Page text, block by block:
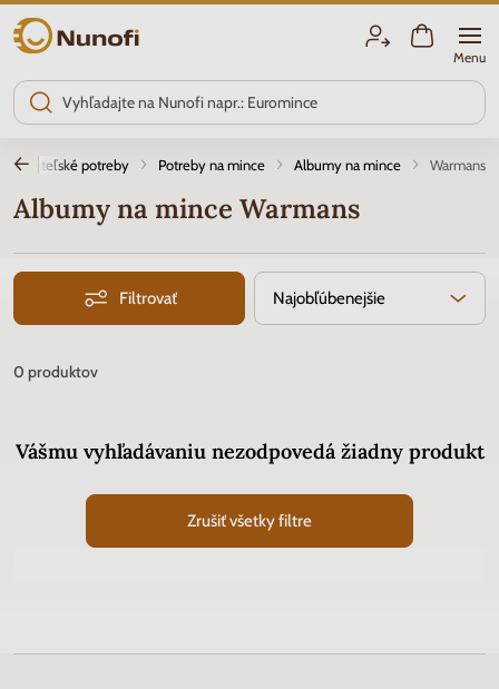
Nunofi.sk
Menu
Zberateľské potreby Potreby na mince Albumy na mince Warmans
Albumy na mince Warmans
Filtrovať Najobľúbenejšie
0 produktov
Vášmu vyhľadávaniu nezodpovedá žiadny produkt
Zrušiť všetky filtre